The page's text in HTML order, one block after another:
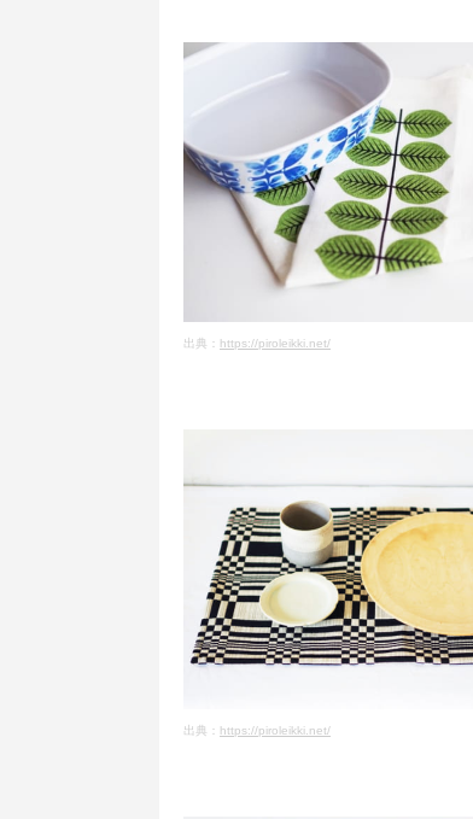
出典： https://piroleikki.net/
出典： https://piroleikki.net/